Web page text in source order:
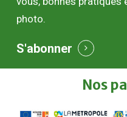
photo.
S'abonner
Nos